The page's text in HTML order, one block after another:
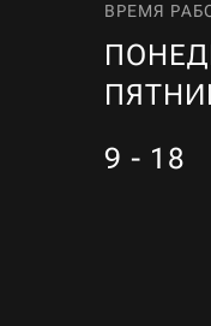
ВРЕМЯ
9 - 18